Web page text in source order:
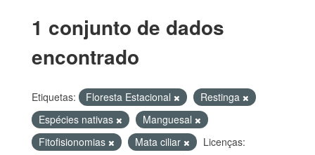
1 conjunto de dados
encontrado
Etiquetas: Floresta Estacional
Restinga
Espécies nativas
Manguesal
Fitofisionomias
Mata ciliar
Licenças: